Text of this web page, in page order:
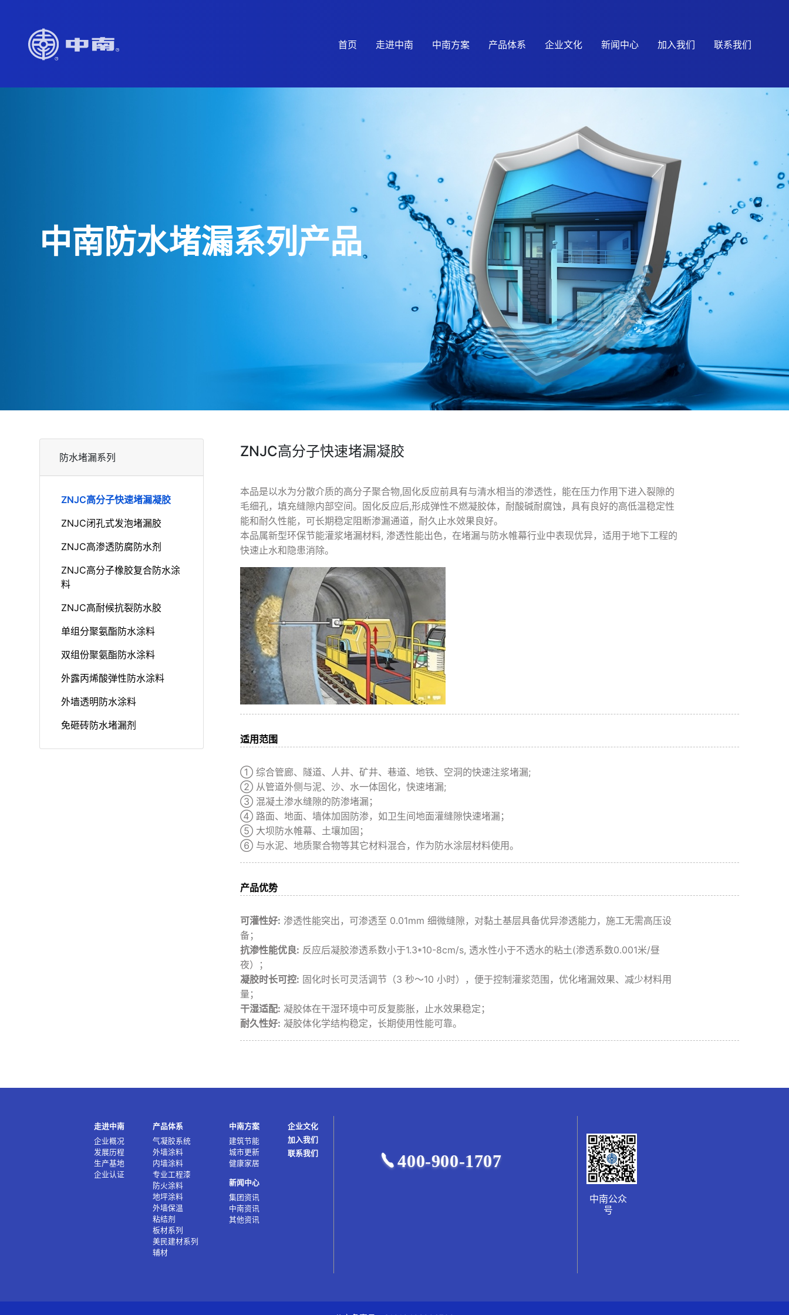
首页 走进中南 中南方案 产品体系 企业文化 新闻中心 加入我们 联系我们
中南防水堵漏系列产品
防水堵漏系列
ZNJC高分子快速堵漏凝胶
ZNJC闭孔式发泡堵漏胶
ZNJC高渗透防腐防水剂
ZNJC高分子橡胶复合防水涂
料
ZNJC高耐候抗裂防水胶
单组分聚氨酯防水涂料
双组份聚氨酯防水涂料
外露丙烯酸弹性防水涂料
外墙透明防水涂料
免砸砖防水堵漏剂
ZNJC高分子快速堵漏凝胶
本品是以水为分散介质的高分子聚合物,固化反应前具有与清水相当的渗透性，能在压力作用下进入裂隙的
毛细孔，填充缝隙内部空间。固化反应后,形成弹性不燃凝胶体，耐酸碱耐腐蚀，具有良好的高低温稳定性
能和耐久性能，可长期稳定阻断渗漏通道，耐久止水效果良好。
本品属新型环保节能灌浆堵漏材料, 渗透性能出色，在堵漏与防水帷幕行业中表现优异，适用于地下工程的
快速止水和隐患消除。
适用范围
① 综合管廊、隧道、人井、矿井、巷道、地铁、空洞的快速注浆堵漏;
② 从管道外侧与泥、沙、水一体固化，快速堵漏;
③ 混凝土渗水缝隙的防渗堵漏；
④ 路面、地面、墙体加固防渗，如卫生间地面灌缝隙快速堵漏；
⑤ 大坝防水帷幕、土壤加固；
⑥ 与水泥、地质聚合物等其它材料混合，作为防水涂层材料使用。
产品优势
可灌性好: 渗透性能突出，可渗透至 0.01mm 细微缝隙，对黏土基层具备优异渗透能力，施工无需高压设
备；
抗渗性能优良: 反应后凝胶渗透系数小于1.3*10-8cm/s, 透水性小于不透水的粘土(渗透系数0.001米/昼
夜）；
凝胶时长可控: 固化时长可灵活调节（3 秒～10 小时），便于控制灌浆范围，优化堵漏效果、减少材料用
量；
干湿适配: 凝胶体在干湿环境中可反复膨胀，止水效果稳定；
耐久性好: 凝胶体化学结构稳定，长期使用性能可靠。
走进中南
企业概况
发展历程
生产基地
企业认证
产品体系
气凝胶系统
外墙涂料
内墙涂料
专业工程漆
防火涂料
地坪涂料
外墙保温
粘结剂
板材系列
美民建材系列
辅材
中南方案
建筑节能
城市更新
健康家居
新闻中心
集团资讯
中南资讯
其他资讯
企业文化
加入我们
联系我们
中南公众
号